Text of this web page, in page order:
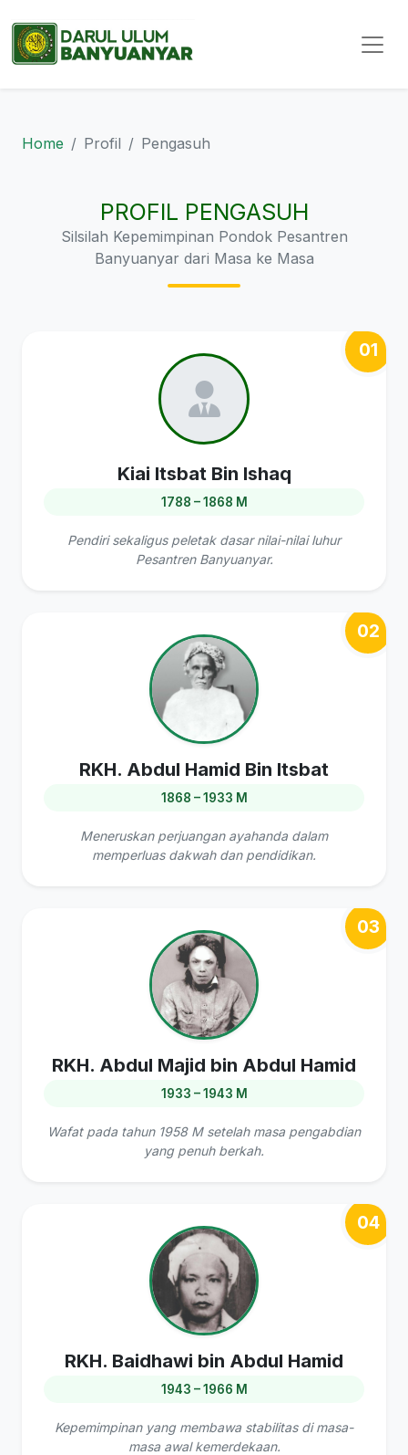
Home Profil Pengasuh
PROFIL PENGASUH
Silsilah Kepemimpinan Pondok Pesantren
Banyuanyar dari Masa ke Masa
01
Kiai Itsbat Bin Ishaq
1788 – 1868 M
Pendiri sekaligus peletak dasar nilai-nilai luhur
Pesantren Banyuanyar.
02
RKH. Abdul Hamid Bin Itsbat
1868 – 1933 M
Meneruskan perjuangan ayahanda dalam
memperluas dakwah dan pendidikan.
03
RKH. Abdul Majid bin Abdul Hamid
1933 – 1943 M
Wafat pada tahun 1958 M setelah masa pengabdian
yang penuh berkah.
04
RKH. Baidhawi bin Abdul Hamid
1943 – 1966 M
Kepemimpinan yang membawa stabilitas di masa-
masa awal kemerdekaan.